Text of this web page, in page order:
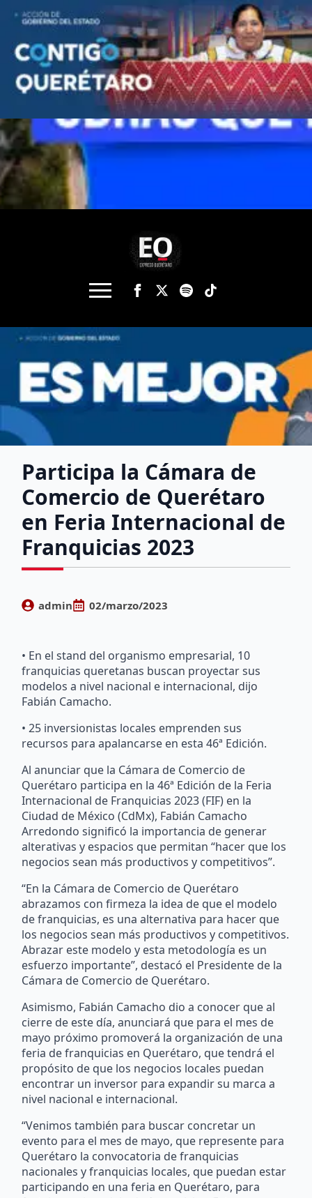
Participa la Cámara de
Comercio de Querétaro
en Feria Internacional de
Franquicias 2023
admin 02/marzo/2023
• En el stand del organismo empresarial, 10
franquicias queretanas buscan proyectar sus
modelos a nivel nacional e internacional, dijo
Fabián Camacho.
• 25 inversionistas locales emprenden sus
recursos para apalancarse en esta 46ª Edición.
Al anunciar que la Cámara de Comercio de
Querétaro participa en la 46ª Edición de la Feria
Internacional de Franquicias 2023 (FIF) en la
Ciudad de México (CdMx), Fabián Camacho
Arredondo significó la importancia de generar
alterativas y espacios que permitan “hacer que los
negocios sean más productivos y competitivos”.
“En la Cámara de Comercio de Querétaro
abrazamos con firmeza la idea de que el modelo
de franquicias, es una alternativa para hacer que
los negocios sean más productivos y competitivos.
Abrazar este modelo y esta metodología es un
esfuerzo importante”, destacó el Presidente de la
Cámara de Comercio de Querétaro.
Asimismo, Fabián Camacho dio a conocer que al
cierre de este día, anunciará que para el mes de
mayo próximo promoverá la organización de una
feria de franquicias en Querétaro, que tendrá el
propósito de que los negocios locales puedan
encontrar un inversor para expandir su marca a
nivel nacional e internacional.
“Venimos también para buscar concretar un
evento para el mes de mayo, que represente para
Querétaro la convocatoria de franquicias
nacionales y franquicias locales, que puedan estar
participando en una feria en Querétaro, para